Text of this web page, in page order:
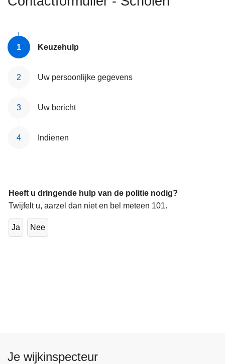
Keuzehulp
Uw persoonlijke gegevens
Uw bericht
Indienen
Heeft u dringende hulp van de politie nodig?
Twijfelt u, aarzel dan niet en bel meteen 101.
Ja Nee
Je wijkinspecteur